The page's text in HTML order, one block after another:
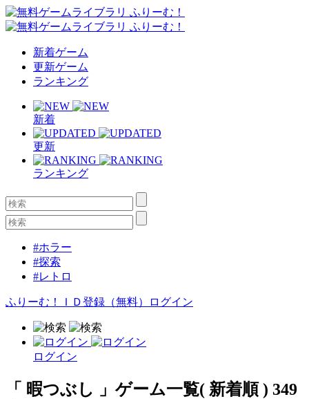
新着ゲーム
更新ゲーム
ランキング
新着
更新
ランキング
#ホラー
#探索
#レトロ
ふりーむ！ＩＤ登録（無料） ログイン
ログイン
「 暇つぶし 」ゲーム一覧( 新着順 ) 349